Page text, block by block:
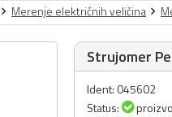
Merenje električnih veličina
Strujomer
Ident: 045602
Status: